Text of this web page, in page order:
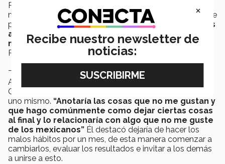
Roman de la Torre, alumno de IMA en Campus Puebla,
mencionó que es fundamental Involucrarse en temas de
política de las ciudades, estados y país: “Invitaría a mis
amigos y personas a mi alrededor a que hagan lo
mismo, a que participen activamente”, destacó
Roman.
Alejandro López Haro, alumno de LAF en Campus
Queretaro habló sobre cómo el cambio empieza por
uno mismo. “Anotaría las cosas que no me gustan y
que hago comúnmente como dejar ciertas cosas
al final y lo relacionaría con algo que no me guste
de los mexicanos” Él destacó dejaría de hacer los
malos hábitos por un mes, de esta manera comenzar a
cambiarlos, evaluar los resultados e invitar a los demás
a unirse a esto.
×
Recibe nuestro newsletter de
noticias: